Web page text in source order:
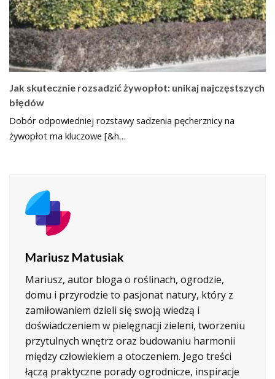
Jak skutecznie rozsadzić żywopłot: unikaj najczęstszych
błędów
Dobór odpowiedniej rozstawy sadzenia pęcherznicy na
żywopłot ma kluczowe [&h…
Mariusz Matusiak
Mariusz, autor bloga o roślinach, ogrodzie,
domu i przyrodzie to pasjonat natury, który z
zamiłowaniem dzieli się swoją wiedzą i
doświadczeniem w pielęgnacji zieleni, tworzeniu
przytulnych wnętrz oraz budowaniu harmonii
między człowiekiem a otoczeniem. Jego treści
łączą praktyczne porady ogrodnicze, inspiracje